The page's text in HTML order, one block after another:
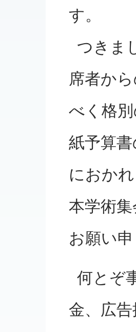
す。
つきま
席者か
べく格
紙予算
におか
本学術
お願い
何とぞ
金、広